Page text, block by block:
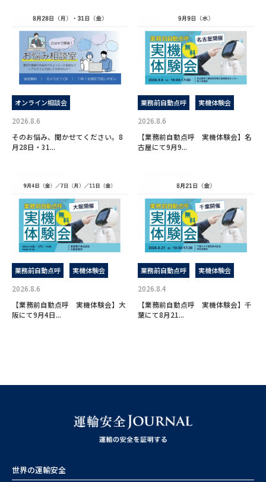
オンライン相談会
2026.8.6
そのお悩み、聞かせてください。8
月28日・31...
業務前自動点呼 実機体験会
2026.8.6
【業務前自動点呼 実機体験会】名
古屋にて9月9...
業務前自動点呼 実機体験会
2026.8.6
【業務前自動点呼 実機体験会】大
阪にて9月4日...
業務前自動点呼 実機体験会
2026.8.4
【業務前自動点呼 実機体験会】千
葉にて8月21...
世界の運輸安全